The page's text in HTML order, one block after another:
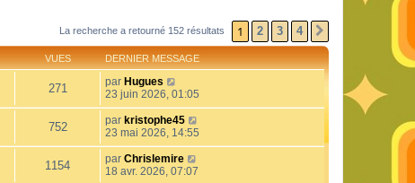
La recherche a retourné 152 résultats 1 2 3 4
VUES DERNIER MESSAGE
271 par Hugues
23 juin 2026, 01:05
752 par kristophe45
23 mai 2026, 14:55
1154 par Chrislemire
18 avr. 2026, 07:07